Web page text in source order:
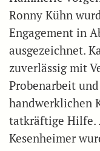
Ronny Kühn
Engagement in
ausgezeichnet.
zuverlässig mit
Probenarbeit
handwerklichen
tatkräftige Hilfe.
Kesenheimer